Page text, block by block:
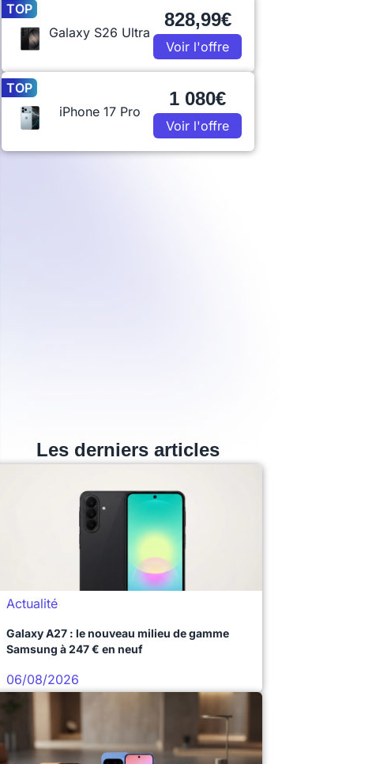
TOP
Galaxy S26 Ultra
828,99€
Voir l'offre
TOP
iPhone 17 Pro
1 080€
Voir l'offre
Les derniers articles
Actualité
Galaxy A27 : le nouveau milieu de gamme
Samsung à 247 € en neuf
06/08/2026